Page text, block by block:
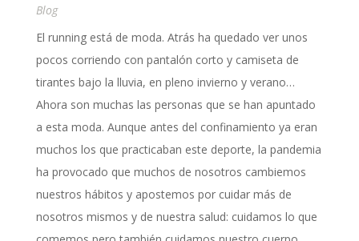
Blog
El running está de moda. Atrás ha quedado ver unos
pocos corriendo con pantalón corto y camiseta de
tirantes bajo la lluvia, en pleno invierno y verano…
Ahora son muchas las personas que se han apuntado
a esta moda. Aunque antes del confinamiento ya eran
muchos los que practicaban este deporte, la pandemia
ha provocado que muchos de nosotros cambiemos
nuestros hábitos y apostemos por cuidar más de
nosotros mismos y de nuestra salud: cuidamos lo que